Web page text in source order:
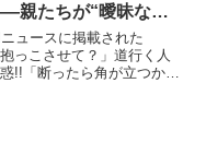
親たちが“曖昧な態
由ュースに掲載された
抱っこさせて？」道行く人
!!「断ったら角が立つか